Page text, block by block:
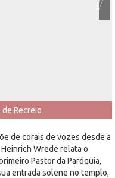
de Recreio
de corais de vozes desde a
Wrede relata o
Pastor da Paróquia,
entrada solene no templo,